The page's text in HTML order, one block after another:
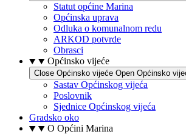
Statut općine Marina
Općinska uprava
Odluka o komunalnom redu
ARKOD potvrde
Obrasci
Općinsko vijeće
Close Općinsko vijeće Open Općinsko
Sastav Općinskog vijeća
Poslovnik
Sjednice Općinskog vijeća
Gradsko oko
O Općini Marina